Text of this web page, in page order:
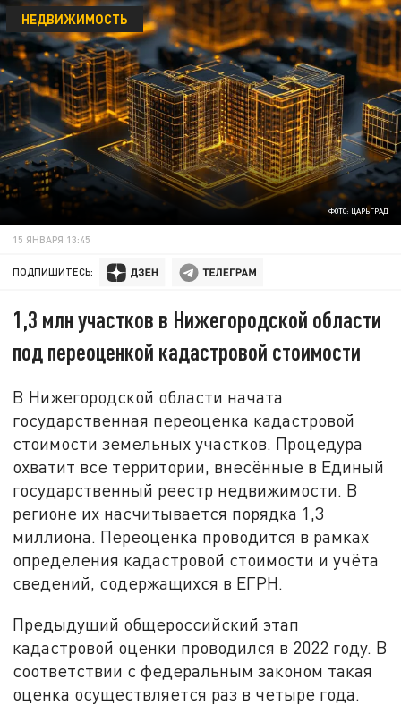
ФОТО: ЦАРЬГРАД
НЕДВИЖИМОСТЬ
15 ЯНВАРЯ 13:45
ПОДПИШИТЕСЬ:
1,3 млн участков в Нижегородской области
под переоценкой кадастровой стоимости
В Нижегородской области начата
государственная переоценка кадастровой
стоимости земельных участков. Процедура
охватит все территории, внесённые в Единый
государственный реестр недвижимости. В
регионе их насчитывается порядка 1,3
миллиона. Переоценка проводится в рамках
определения кадастровой стоимости и учёта
сведений, содержащихся в ЕГРН.
Предыдущий общероссийский этап
кадастровой оценки проводился в 2022 году. В
соответствии с федеральным законом такая
оценка осуществляется раз в четыре года.